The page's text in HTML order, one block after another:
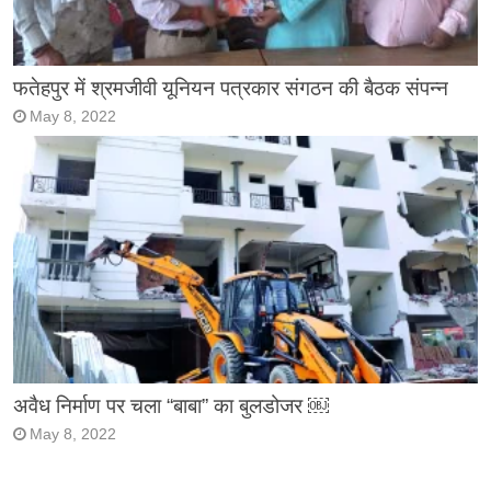
फतेहपुर में श्रमजीवी यूनियन पत्रकार संगठन की बैठक संपन्न
May 8, 2022
अवैध निर्माण पर चला “बाबा” का बुलडोजर ￼
May 8, 2022